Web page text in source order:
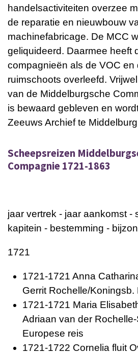
handelsactiviteiten overzee
de reparatie en nieuwbouw
machinefabricage. De MCC
geliquideerd. Daarmee heeft
compagnieën als de VOC en
ruimschoots overleefd.
van de Middelburgsche
is bewaard gebleven en
Zeeuws Archief te
Scheepsreizen
Compagnie 1721-1863
jaar vertrek - jaar aankomst -
kapitein - bestemming -
1721
1721-1721 Anna
Gerrit Rochelle/Koningsb.
1721-1721 Maria
Adriaan van der
Europese reis
1721-1722 Cornelia fluit